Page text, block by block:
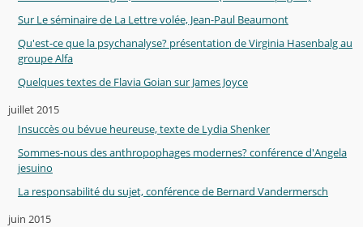
Sur Le séminaire de La Lettre volée, Jean-Paul Beaumont
Qu'est-ce que la psychanalyse? présentation de Virginia Hasenbalg au
groupe Alfa
Quelques textes de Flavia Goian sur James Joyce
juillet 2015
Insuccès ou bévue heureuse, texte de Lydia Shenker
Sommes-nous des anthropophages modernes? conférence d'Angela
jesuino
La responsabilité du sujet, conférence de Bernard Vandermersch
juin 2015